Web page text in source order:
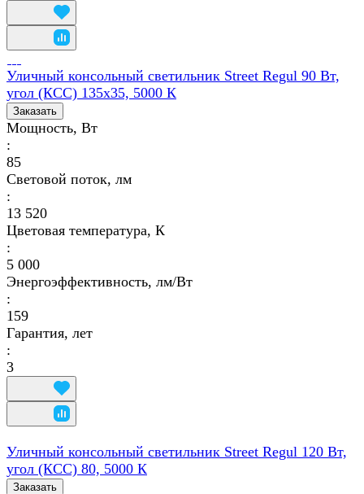
Уличный консольный светильник Street Regul 90 Вт,
угол (КСС) 135х35, 5000 К
Заказать
Мощность, Вт
:
85
Световой поток, лм
:
13 520
Цветовая температура, К
:
5 000
Энергоэффективность, лм/Вт
:
159
Гарантия, лет
:
3
Уличный консольный светильник Street Regul 120 Вт,
угол (КСС) 80, 5000 К
Заказать